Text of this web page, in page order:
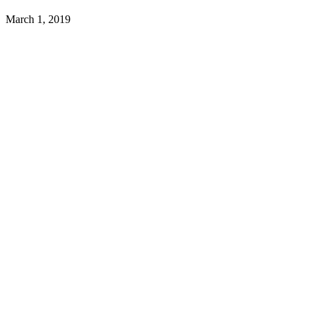
March 1, 2019